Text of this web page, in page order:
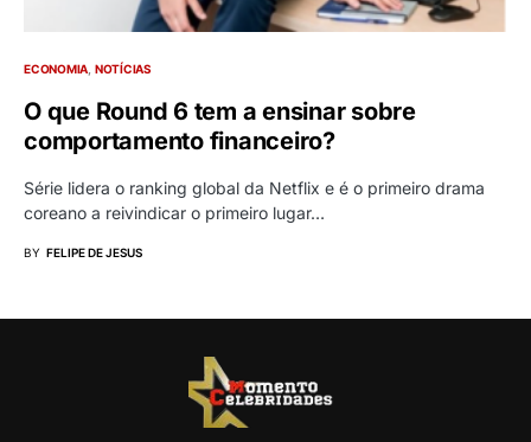
ECONOMIA NOTÍCIAS
O que Round 6 tem a ensinar sobre
comportamento financeiro?
Série lidera o ranking global da Netflix e é o primeiro drama
coreano a reivindicar o primeiro lugar…
BY FELIPE DE JESUS